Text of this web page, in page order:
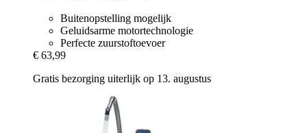
Buitenopstelling mogelijk
Geluidsarme motortechnologie
Perfecte zuurstoftoevoer
€ 63,99
Gratis bezorging uiterlijk op 13. augustus